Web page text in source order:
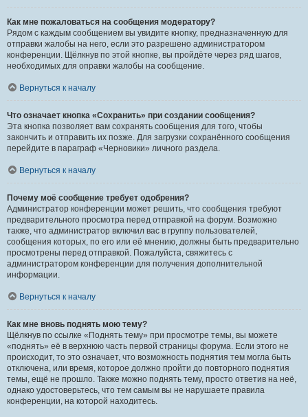
Как мне пожаловаться на сообщения модератору?
Рядом с каждым сообщением вы увидите кнопку, предназначенную для
отправки жалобы на него, если это разрешено администратором
конференции. Щёлкнув по этой кнопке, вы пройдёте через ряд шагов,
необходимых для оправки жалобы на сообщение.
Вернуться к началу
Что означает кнопка «Сохранить» при создании сообщения?
Эта кнопка позволяет вам сохранять сообщения для того, чтобы
закончить и отправить их позже. Для загрузки сохранённого сообщения
перейдите в параграф «Черновики» личного раздела.
Вернуться к началу
Почему моё сообщение требует одобрения?
Администратор конференции может решить, что сообщения требуют
предварительного просмотра перед отправкой на форум. Возможно
также, что администратор включил вас в группу пользователей,
сообщения которых, по его или её мнению, должны быть предварительно
просмотрены перед отправкой. Пожалуйста, свяжитесь с
администратором конференции для получения дополнительной
информации.
Вернуться к началу
Как мне вновь поднять мою тему?
Щёлкнув по ссылке «Поднять тему» при просмотре темы, вы можете
«поднять» её в верхнюю часть первой страницы форума. Если этого не
происходит, то это означает, что возможность поднятия тем могла быть
отключена, или время, которое должно пройти до повторного поднятия
темы, ещё не прошло. Также можно поднять тему, просто ответив на неё,
однако удостоверьтесь, что тем самым вы не нарушаете правила
конференции, на которой находитесь.